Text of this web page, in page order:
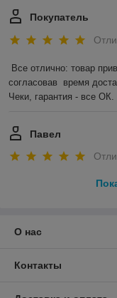
Покупатель
Все отлично: товар
согласовав  время
Чеки, гарантия - все ОК.
Павел
О нас
Контакты